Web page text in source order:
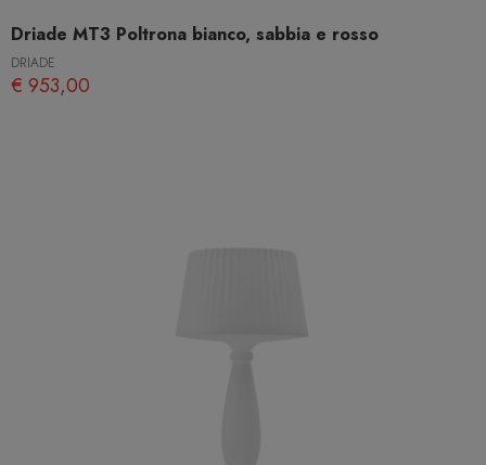
Driade MT3 Poltrona bianco, sabbia e rosso
DRIADE
€ 953,00